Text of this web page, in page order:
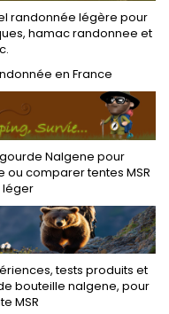
randonnée légère pour
hamac randonnee et
.
en France
gourde Nalgene pour
ou comparer tentes MSR
léger
tests produits et
bouteille nalgene, pour
MSR